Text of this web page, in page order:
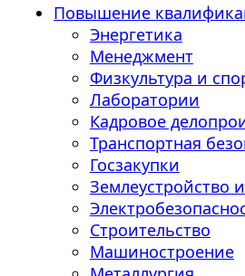
Повышение
Энергетика
Менеджмент
Физкультура и
Лаборатории
Кадровое
Транспортная
Госзакупки
Землеустройство
Строительство
Машиностроение